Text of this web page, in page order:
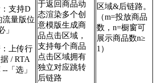
支持D
流量版位
」
上传行
/ RTA
「选」
于返回商品动
态渲染多个创
意模版生成商
品点击区域，
支持每个商品
点击区域拥有
独立对应跳转
后链路
区域&后链路。
（m=投放商品
数，n=橱窗可
展示商品数n≥
1）